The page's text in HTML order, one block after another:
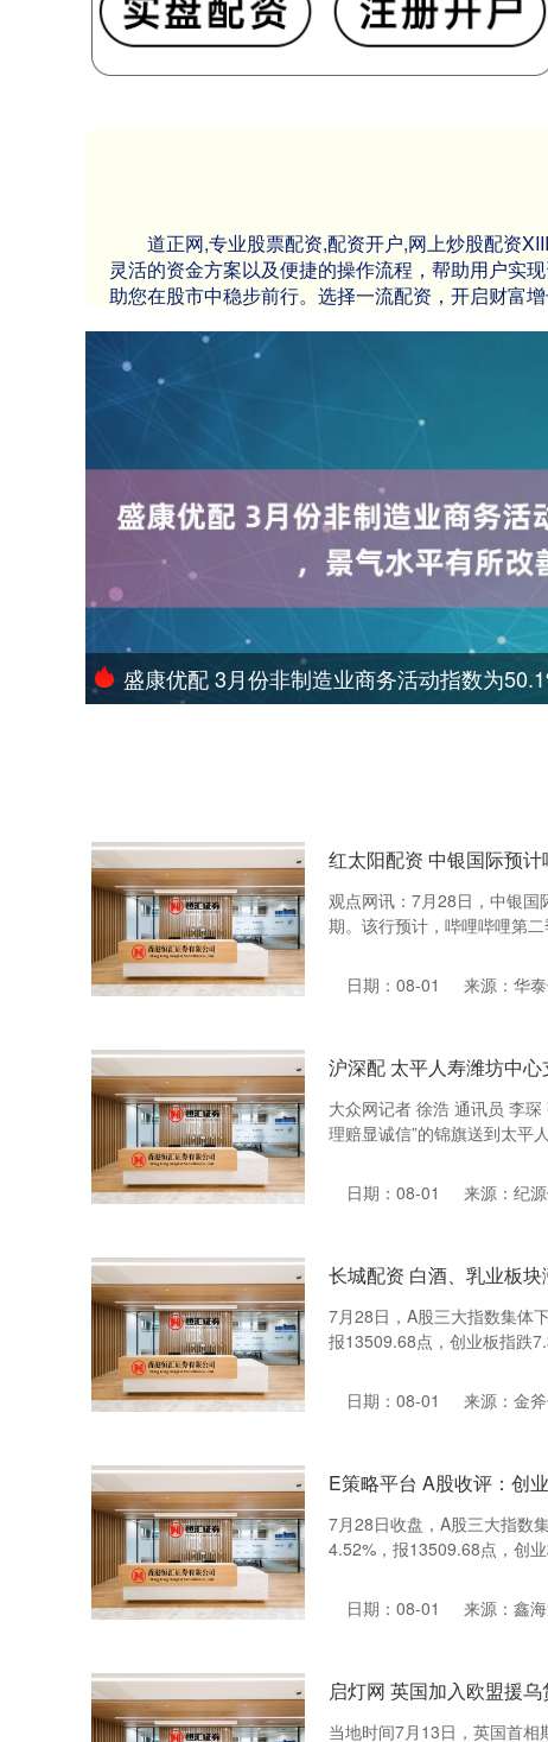
道正网,专业股票配资,配资开户,网上炒股配资
灵活的资金方案以及便捷的操作流程，帮助用户实
助您在股市中稳步前行。选择一流配资，开启财富增
盛康优配 3月份非制造业商务活动指数为
红太阳配资 中银国际预
观点网讯：7月28日，中银国
期。该行预计，哔哩哔哩第
日期：08-01 来源：华
沪深配 太平人寿潍坊中
大众网记者 徐浩 通讯员 李
理赔显诚信”的锦旗送到太平
日期：08-01 来源：纪
长城配资 白酒、乳业板
7月28日，A股三大指数集体
报13509.68点，创业板指跌
日期：08-01 来源：金
E策略平台 A股收评：创
7月28日收盘，A股三大指数
4.52%，报13509.68点，创
日期：08-01 来源：鑫
启灯网 英国加入欧盟援
当地时间7月13日，英国首